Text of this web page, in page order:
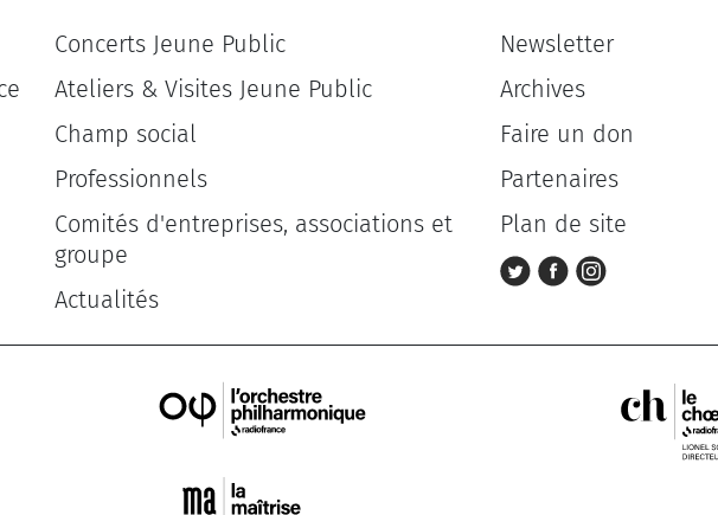
Concerts Jeune Public
Ateliers & Visites Jeune Public
Champ social
Professionnels
Comités d'entreprises, associations et
groupe
Actualités
Newsletter
Archives
Faire un don
Partenaires
Plan de site